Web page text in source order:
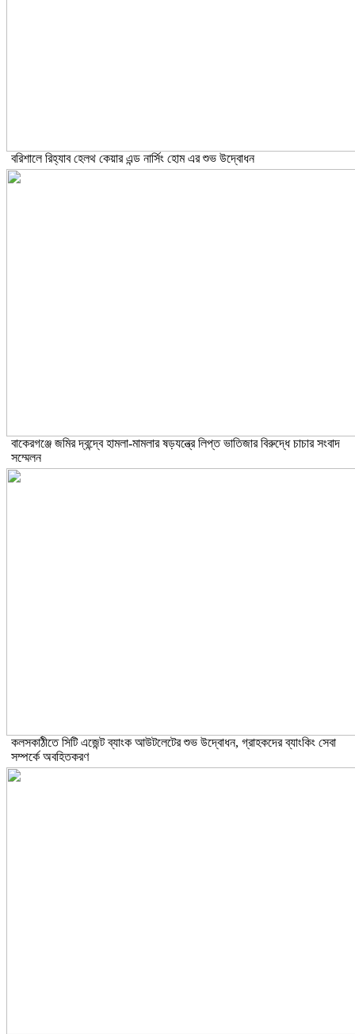
বরিশালে রিহ্যাব হেলথ কেয়ার এন্ড নার্সিং হোম এর শুভ উদ্বোধন
বাকেরগঞ্জে জমির দ্বন্দ্বে হামলা-মামলার ষড়যন্ত্রে লিপ্ত ভাতিজার বিরুদ্ধে চাচার সংবাদ
সম্মেলন
কলসকাঠীতে সিটি এজেন্ট ব্যাংক আউটলেটের শুভ উদ্বোধন, গ্রাহকদের ব্যাংকিং সেবা
সম্পর্কে অবহিতকরণ